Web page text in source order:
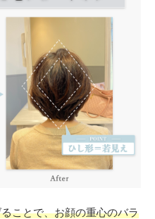
ことで、お顔の重心のバラ